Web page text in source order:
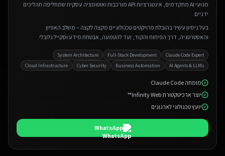
מנועי AI מתקדמים, אינטגרציות API מורכבות ואוטומציה עסקית שמחליפה תהליכים
ידניים.
בעל ניסיון עשיר בהובלת פרויקטים טכנולוגיים מקצה לקצה – משלב האפיון
והאסטרטגיה, דרך הפיתוח והקוד, ועד להטמעה, אבטחת מידע וסקייל גלובלי.
Claude Code Expert
Full-Stack Development
System Architecture
AI Agents & LLMs
Business Automation
Cyber Security
Cloud Infrastructure
מומחה Claude Code
יוצר ארכיטקטורת Infinity Web™
יועץ טכנולוגי לארגונים
WhatsApp